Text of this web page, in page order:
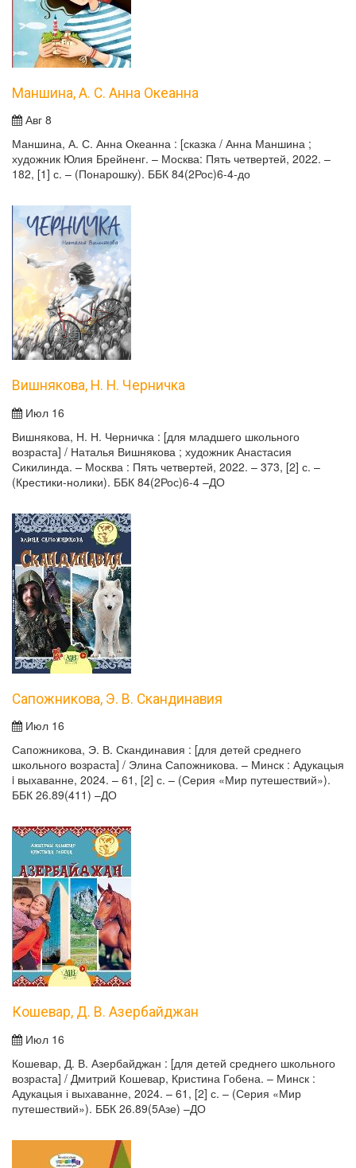
Маншина, А. С. Анна Океанна
Авг 8
Маншина, А. С. Анна Океанна : [сказка / Анна Маншина ;
художник Юлия Брейненг. – Москва: Пять четвертей, 2022. –
182, [1] с. – (Понарошку). ББК 84(2Рос)6-4-до
Вишнякова, Н. Н. Черничка
Июл 16
Вишнякова, Н. Н. Черничка : [для младшего школьного
возраста] / Наталья Вишнякова ; художник Анастасия
Сикилинда. – Москва : Пять четвертей, 2022. – 373, [2] с. –
(Крестики-нолики). ББК 84(2Рос)6-4 –ДО
Сапожникова, Э. В. Скандинавия
Июл 16
Сапожникова, Э. В. Скандинавия : [для детей среднего
школьного возраста] / Элина Сапожникова. – Минск : Адукацыя
i выхаванне, 2024. – 61, [2] с. – (Серия «Мир путешествий»).
ББК 26.89(411) –ДО
Кошевар, Д. В. Азербайджан
Июл 16
Кошевар, Д. В. Азербайджан : [для детей среднего школьного
возраста] / Дмитрий Кошевар, Кристина Гобена. – Минск :
Адукацыя і выхаванне, 2024. – 61, [2] с. – (Серия «Мир
путешествий»). ББК 26.89(5Азе) –ДО